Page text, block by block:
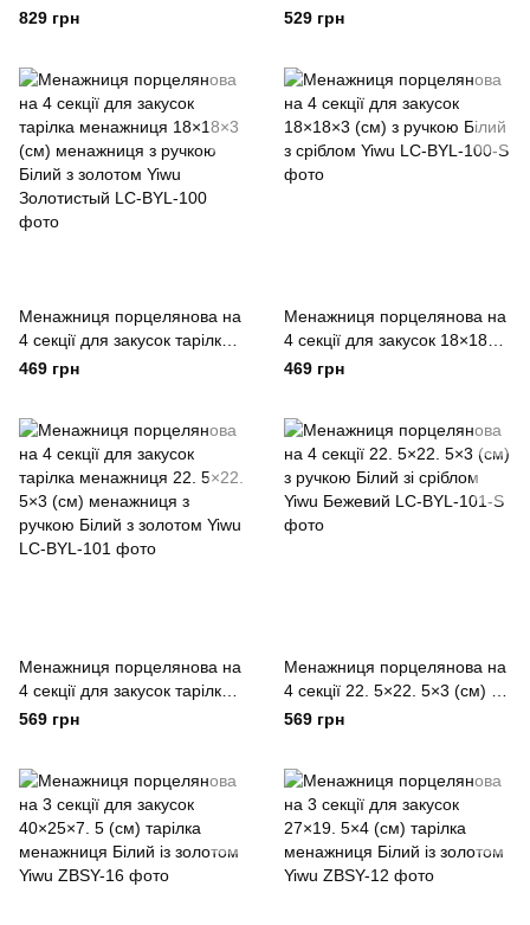
менажниця 30 см Білий з
829 грн
мл з ручкою Золото Yiwu
529 грн
Менажниця порцелянова на
4 секції для закусок тарілка
менажниця 18×18×3 (см)
469 грн
Менажниця порцелянова на
4 секції для закусок 18×18×3
(см) з ручкою Білий з
469 грн
Менажниця порцелянова на
4 секції для закусок тарілка
менажниця 22. 5×22. 5×3
569 грн
Менажниця порцелянова на
4 секції 22. 5×22. 5×3 (см) з
ручкою Білий зі сріблом Yiwu
569 грн